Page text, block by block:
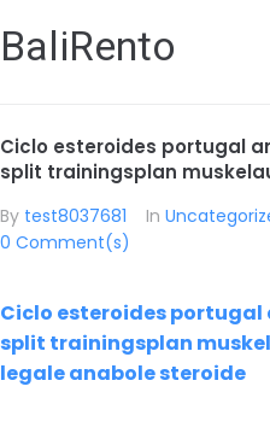
BaliRento
Ciclo esteroides portugal
split trainingsplan
By test8037681 In
0 Comment(s)
Ciclo esteroides
split trainingsplan
legale anabole steroide